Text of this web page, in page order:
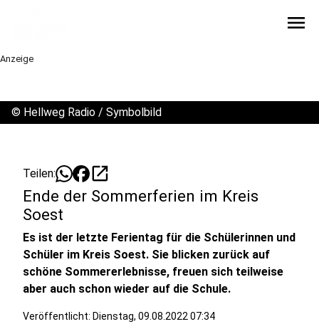
menu
Anzeige
© Hellweg Radio / Symbolbild
Teilen: open_in_new
Ende der Sommerferien im Kreis
Soest
Es ist der letzte Ferientag für die Schülerinnen und
Schüler im Kreis Soest. Sie blicken zurück auf
schöne Sommererlebnisse, freuen sich teilweise
aber auch schon wieder auf die Schule.
Veröffentlicht: Dienstag, 09.08.2022 07:34